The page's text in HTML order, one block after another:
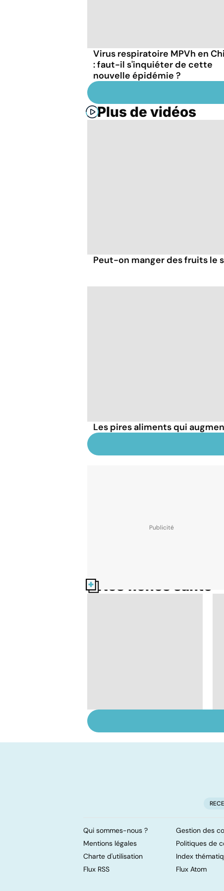
Virus respiratoire MPVh en
: faut-il s'inquiéter de cette
nouvelle épidémie ?
Plus de vidéos
Peut-on manger des fruits le
Les pires aliments qui
Nos fiches santé
infections
Qui sommes-nous ?
Gestion des
Mentions légales
Politiques de
Charte d'utilisation
Index
Flux RSS
Flux Atom